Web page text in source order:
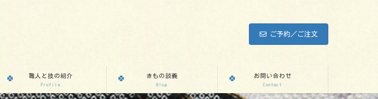
ご予約／ご注文
職人と技の紹介
Profile
きもの談義
Blog
お問い合わせ
Contact